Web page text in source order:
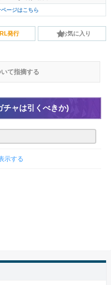
ージはこちら
発行 お気に入り
て指摘する
チャは引くべきか)
示する